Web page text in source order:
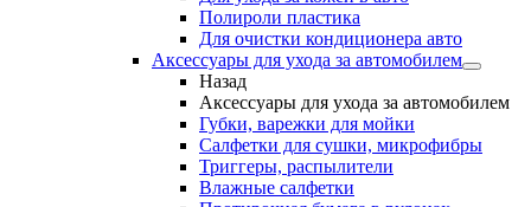
Полироли пластика
Для очистки кондиционера авто
Аксессуары для ухода за автомобилем
Назад
Аксессуары для ухода за автомобилем
Губки, варежки для мойки
Салфетки для сушки, микрофибры
Триггеры, распылители
Влажные салфетки